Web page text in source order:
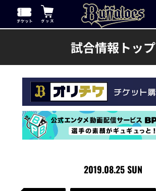
試合情報トップ
2019.08.25 SUN